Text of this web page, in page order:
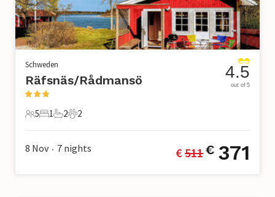
Schweden
Räfsnäs/Rådmansö
5 Gäste
5
1 Schlafzimmer
1
2 Badezimmer
2
2 Haustiere
2
4.5
out of 5
8 Nov • 7 nights € 511€ 371